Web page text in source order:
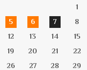
1
5 6 7
8
12 13 14
15
19 20 21
22
26 27 28
29